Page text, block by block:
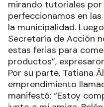
mirando tutoriales
perfeccionamos en
la municipalidad.
Secretaría de Acción
estas ferias para
productos”,
Por su parte, Tatiana
emprendimiento
manifestó: “Estoy